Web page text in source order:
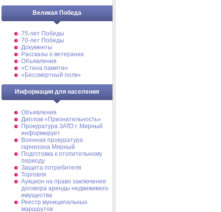
Великая Победа
75-лет Победы
70-лет Победы
Документы
Рассказы о ветеранах
Объявления
«Стена памяти»
«Бессмертный полк»
Информация для населения
Объявления
Диплом «Признательность»
Прокуратура ЗАТО г. Мирный
информирует
Военная прокуратура
гарнизона Мирный
Подготовка к отопительному
периоду
Защита потребителя
Торговля
Аукцион на право заключения
договора аренды недвижимого
имущества
Реестр муниципальных
маршрутов